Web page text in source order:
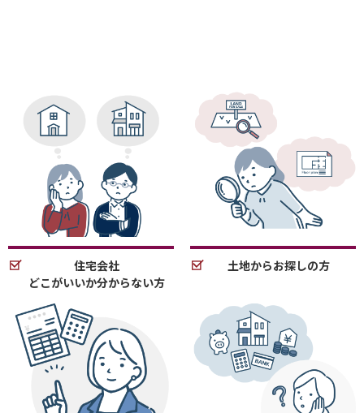
住宅会社
どこがいいか分からない方
土地からお探しの方